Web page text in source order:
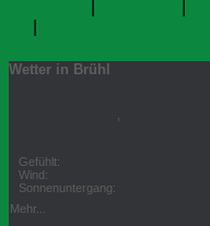
Wetter in Brühl
Gefühlt:
Wind:
Sonnenuntergang:
Mehr...